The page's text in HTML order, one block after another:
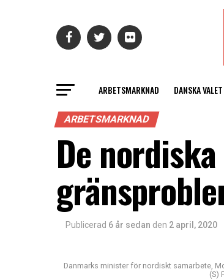
ARBETSMARKNAD DANSKA
ARBETSMARKNAD
De
Publicerad 6 år sedan den 2 april, 2020
Danmarks minister för nordiskt samarbete,
(S)